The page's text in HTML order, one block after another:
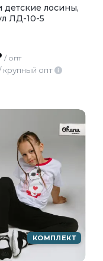
лосины,
ЛД-10-5
/ опт
крупный опт i
КОМПЛЕКТ